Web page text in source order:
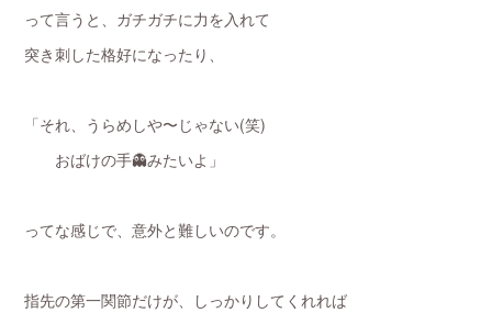
って言うと、ガチガチに力を入れて
突き刺した格好になったり、
「それ、うらめしや〜じゃない(笑)
おばけの手👻みたいよ」
ってな感じで、意外と難しいのです。
指先の第一関節だけが、しっかりしてくれれば